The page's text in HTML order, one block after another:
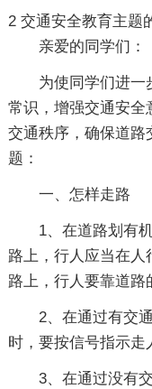
2
亲爱的同学们：
为使同学们进一
常识，增强交通安全
交通秩序，确保道路
题：
一、怎样走路
1、在道路划有
路上，行人应当在人
路上，行人要靠道路
2、在通过有交
时，要按信号指示走
3、在通过没有
交通安全教育主题